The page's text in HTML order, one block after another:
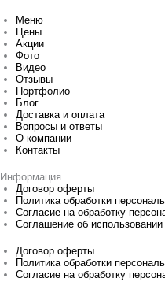
Меню
Цены
Акции
Фото
Видео
Отзывы
Портфолио
Блог
Доставка и оплата
Вопросы и ответы
О компании
Контакты
Информация
Договор оферты
Политика обработки
Согласие на обработку
Соглашение об
Договор оферты
Политика обработки
Согласие на обработку